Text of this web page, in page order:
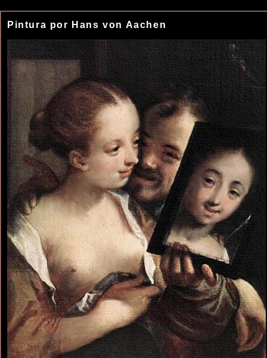
Pintura por Hans von Aachen